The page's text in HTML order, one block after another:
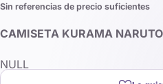
Sin referencias de precio suficientes
CAMISETA KURAMA
NULL